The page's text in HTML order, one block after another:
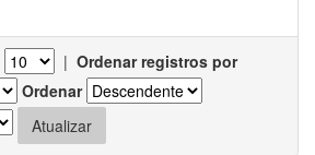
| Ordenar registros por
Ordenar